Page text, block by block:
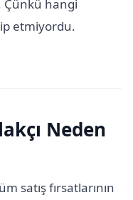
Çünkü hangi
etmiyordu.
Neden
satış fırsatlarının